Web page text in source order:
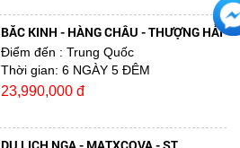
BẮC KINH - HÀNG CHÂU - THƯỢNG HẢI
Điểm đến : Trung Quốc
Thời gian: 6 NGÀY 5 ĐÊM
23,990,000 đ
DU LỊCH NGA - MATXCOVA - ST.